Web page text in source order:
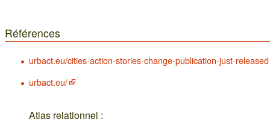
Références
urbact.eu/cities-action-stories-change-publication-just-released
urbact.eu/
Atlas relationnel :